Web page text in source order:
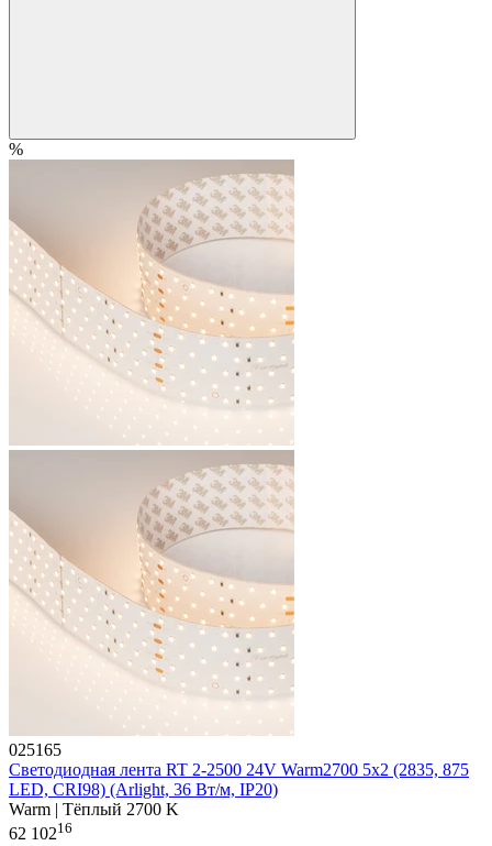
%
025165
Светодиодная лента RT 2-2500 24V Warm2700 5x2 (2835, 875
LED, CRI98) (Arlight, 36 Вт/м, IP20)
Warm | Тёплый 2700 K
62 10216